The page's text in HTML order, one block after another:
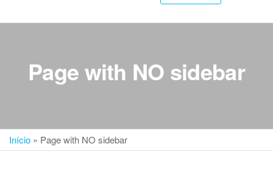
Page with NO sidebar
Início » Page with NO sidebar